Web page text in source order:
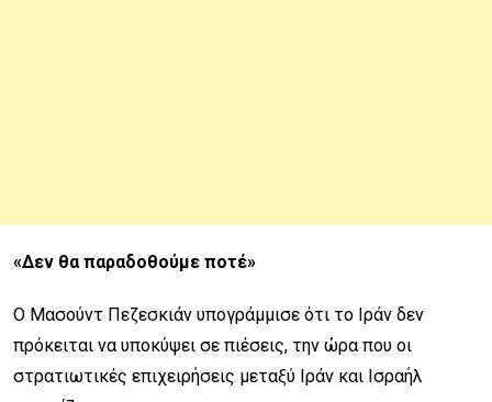
«Δεν θα παραδοθούμε ποτέ»
Ο Μασούντ Πεζεσκιάν υπογράμμισε ότι το Ιράν δεν
πρόκειται να υποκύψει σε πιέσεις, την ώρα που οι
στρατιωτικές επιχειρήσεις μεταξύ Ιράν και Ισραήλ